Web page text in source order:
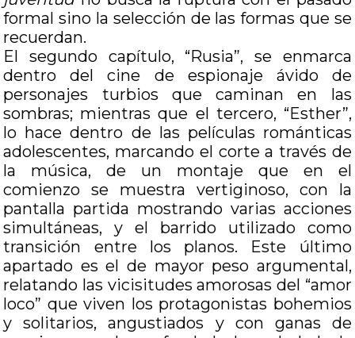
formal sino la selección de las formas que se
recuerdan.
El segundo capítulo, “Rusia”, se enmarca
dentro del cine de espionaje ávido de
personajes turbios que caminan en las
sombras; mientras que el tercero, “Esther”,
lo hace dentro de las películas románticas
adolescentes, marcando el corte a través de
la música, de un montaje que en el
comienzo se muestra vertiginoso, con la
pantalla partida mostrando varias acciones
simultáneas, y el barrido utilizado como
transición entre los planos. Este último
apartado es el de mayor peso argumental,
relatando las vicisitudes amorosas del “amor
loco” que viven los protagonistas bohemios
y solitarios, angustiados y con ganas de